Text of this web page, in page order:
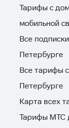
Тарифы c
мобильной
Все
Петербурге
Все тарифы
Петербурге
Карта всех
Тарифы МТС